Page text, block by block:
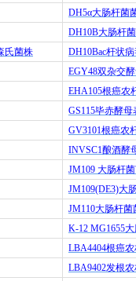
DH5α大肠杆菌
DH10B大肠杆
氏菌株
DH10Bac杆状
EGY48双杂交
EHA105根癌农
GS115毕赤酵母
GV3101根癌农
INVSC1酿酒酵
JM109 大肠杆
JM109(DE3)大
JM110大肠杆菌
K-12 MG1655
LBA4404根癌
LBA9402发根